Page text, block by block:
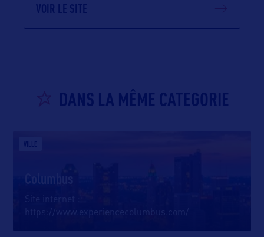
VOIR LE SITE
DANS LA MÊME CATEGORIE
VILLE
Columbus
https://www.experiencecolumbus.com/